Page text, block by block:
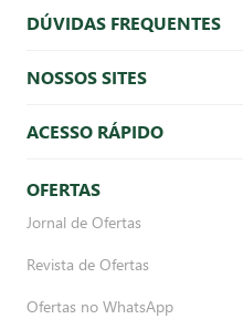
DÚVIDAS FREQUENTES
NOSSOS SITES
ACESSO RÁPIDO
OFERTAS
Jornal de Ofertas
Revista de Ofertas
Ofertas no WhatsApp